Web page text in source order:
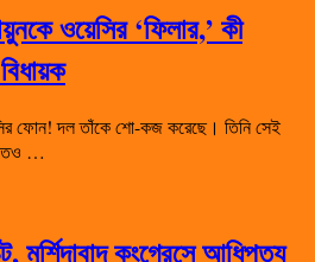
ওয়েসির ‘ফিলার,’ কী
ফোন! দল তাঁকে শো-কজ করেছে। তিনি সেই
…
মুর্শিদাবাদ কংগ্রেসে আধিপত্য